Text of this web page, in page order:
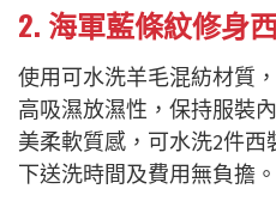
2. 海軍藍條紋修身西
使用可水洗羊毛混紡材質
高吸濕放濕性，保持服裝
美柔軟質感，可水洗2件
下送洗時間及費用無負擔。